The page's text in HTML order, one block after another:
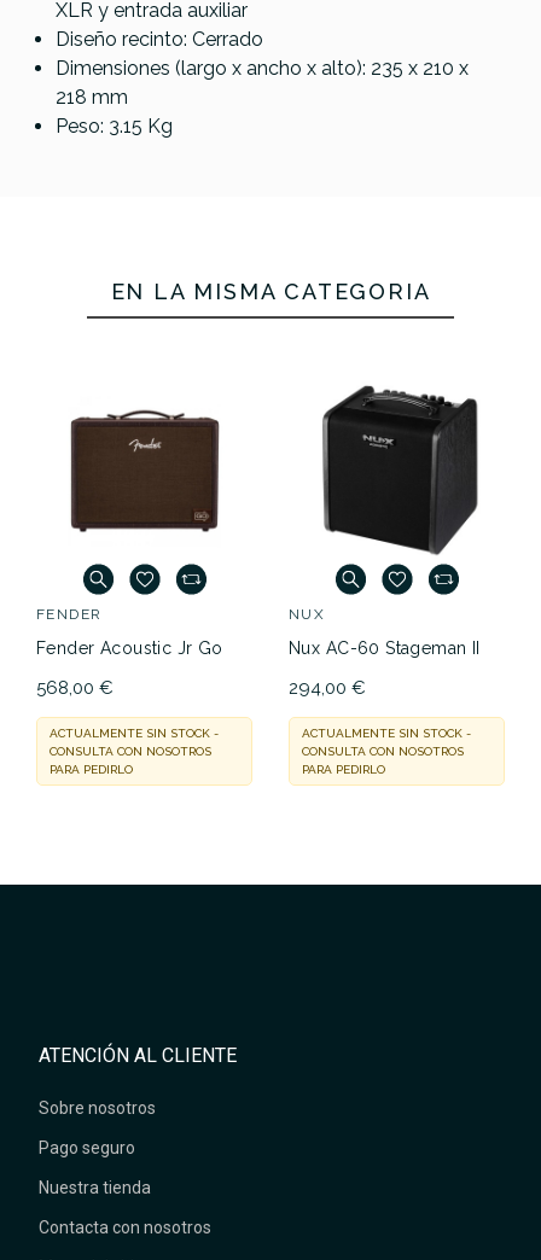
XLR y entrada auxiliar
Diseño recinto: Cerrado
Dimensiones (largo x ancho x alto): 235 x 210 x
218 mm
Peso: 3.15 Kg
EN LA MISMA CATEGORÍA
FENDER
Fender Acoustic Jr Go
568,00 €
ACTUALMENTE SIN STOCK -
CONSULTA CON NOSOTROS
PARA PEDIRLO
NUX
Nux AC-60 Stageman II
294,00 €
ACTUALMENTE SIN STOCK -
CONSULTA CON NOSOTROS
PARA PEDIRLO
ATENCIÓN AL CLIENTE
Sobre nosotros
Pago seguro
Nuestra tienda
Contacta con nosotros